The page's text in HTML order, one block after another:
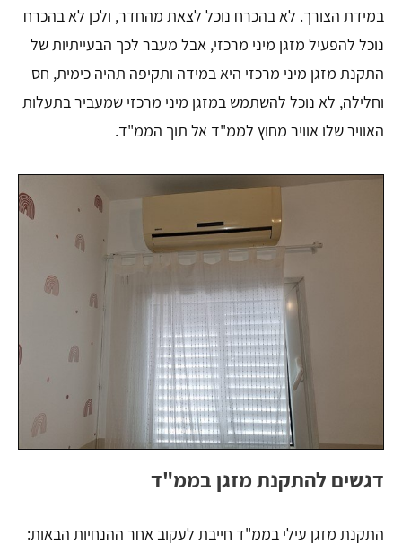
במידת הצורך. לא בהכרח נוכל לצאת מהחדר, ולכן לא בהכרח
נוכל להפעיל מזגן מיני מרכזי, אבל מעבר לכך הבעייתיות של
התקנת מזגן מיני מרכזי היא במידה ותקיפה תהיה כימית, חס
וחלילה, לא נוכל להשתמש במזגן מיני מרכזי שמעביר בתעלות
האוויר שלו אוויר מחוץ לממ"ד אל תוך הממ"ד.
דגשים להתקנת מזגן בממ"ד
התקנת מזגן עילי בממ"ד חייבת לעקוב אחר ההנחיות הבאות: